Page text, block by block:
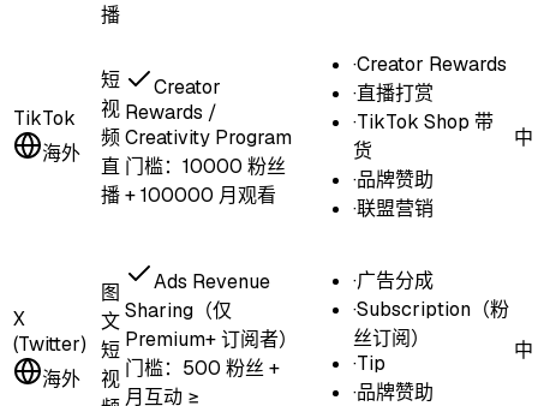
播
TikTok
海外
短
视
频
直
播
Creator
Rewards /
Creativity Program
门槛： 10000 粉丝
+ 100000 月观看
·Creator Rewards
·直播打赏
·TikTok Shop 带
货
·品牌赞助
·联盟营销
中
X
(Twitter)
海外
图
文
短
视
Ads Revenue
Sharing（仅
Premium+ 订阅者）
门槛： 500 粉丝 +
月互动 ≥
·广告分成
·Subscription（粉
丝订阅）
·Tip
·品牌赞助
中